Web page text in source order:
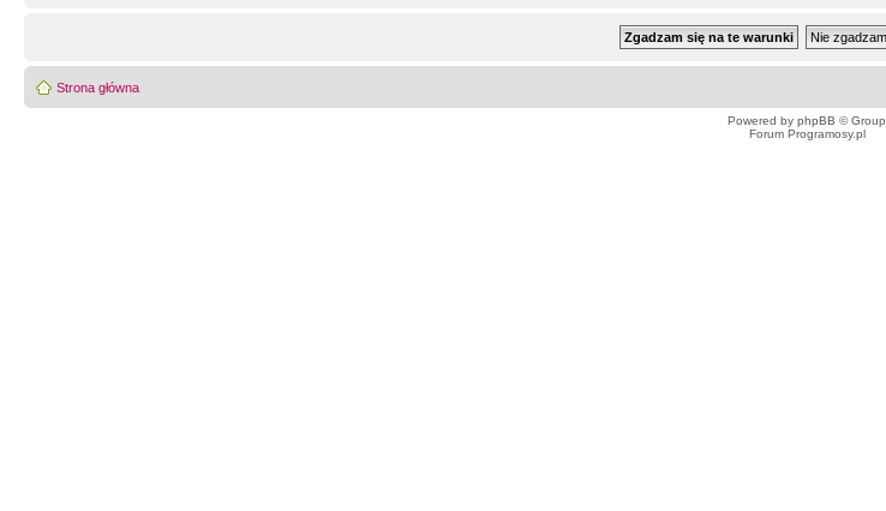
Strona główna
Powered by phpBB © Group
Forum Programosy.pl